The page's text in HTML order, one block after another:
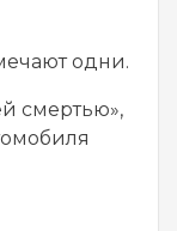
одни.
смертью»,